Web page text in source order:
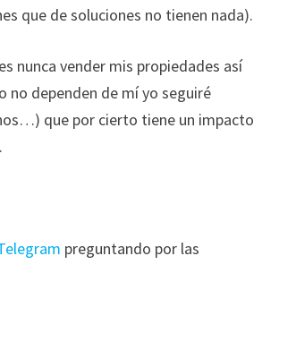
que de soluciones no tienen nada).
nunca vender mis propiedades así
no dependen de mí yo seguiré
que por cierto tiene un impacto
preguntando por las